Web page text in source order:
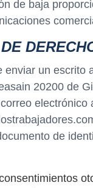
de baja
enviar un escrito
20200 de
electrónico
de